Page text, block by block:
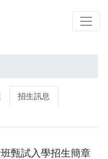
招生訊息
甄試入學招生簡章